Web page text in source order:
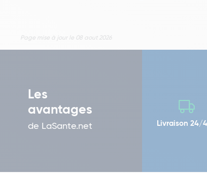
Page mise à jour le 08 aout 2026
Les
avantages
de LaSante.net Livraison 24/